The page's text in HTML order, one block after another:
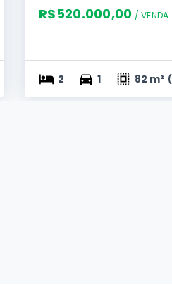
R$520.000,00 / VENDA
2 1 82 m² (